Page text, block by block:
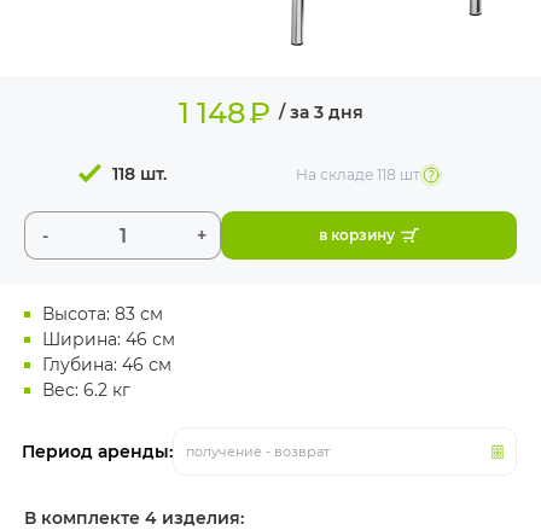
Высота: 83 см
Ширина: 46 см
Глубина: 46 см
Вес: 6.2 кг
Период аренды: получение - возврат
1 148₽ / за 3 дня
- +
118 шт. На складе118 шт
в корзину
В комплекте 4 изделия: